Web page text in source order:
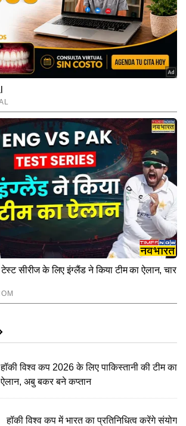
हॉकी विश्व कप 2026 के लिए पाकिस्तानी की टीम का
ऐलान, अबु बकर बने कप्तान
हॉकी विश्व कप में भारत का प्रतिनिधित्व करेंगे संयोग